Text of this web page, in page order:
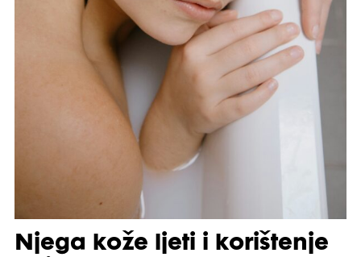
Njega kože ljeti i korištenje